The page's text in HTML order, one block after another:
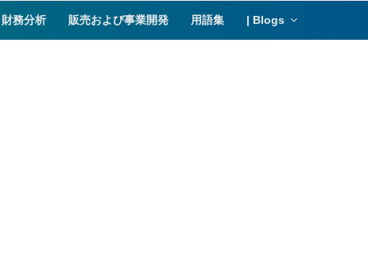
務分析 販売および事業開発 用語集 | Blogs